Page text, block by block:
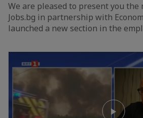
We are pleased to present you the
Jobs.bg in partnership with
launched a new section in the